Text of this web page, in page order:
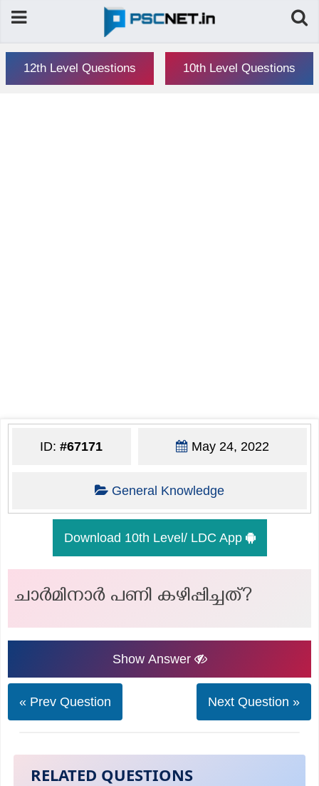
12th Level Questions 10th Level Questions
ID:#67171 May 24, 2022
General Knowledge
Download 10th Level/ LDC App
ചാർമിനാർ പണി കഴിപ്പിച്ചത്?
Show Answer
« Prev Question Next Question »
RELATED QUESTIONS